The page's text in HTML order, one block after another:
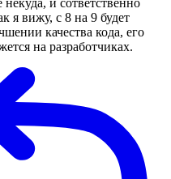
я вижу, с 8 на 9 будет
качества кода, его
на разработчиках.